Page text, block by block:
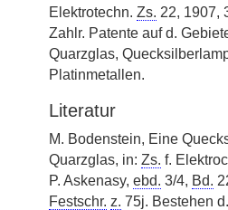
Elektrotechn. Zs. 22, 1907,
Zahlr. Patente auf d.
Quarzglas,
Platinmetallen.
Literatur
M. Bodenstein, Eine
Quarzglas, in: Zs. f.
P. Askenasy, ebd. 3/4, Bd.
Festschr. z. 75j. Bestehen